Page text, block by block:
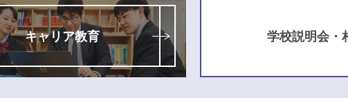
キャリア教育 学校説明会・